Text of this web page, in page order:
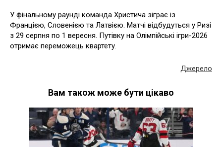
У фінальному раунді команда Христича зіграє із
Францією, Словенією та Латвією. Матчі відбудуться у Ризі
з 29 серпня по 1 вересня. Путівку на Олімпійські ігри-2026
отримає переможець квартету.
Джерело
Вам також може бути цікаво